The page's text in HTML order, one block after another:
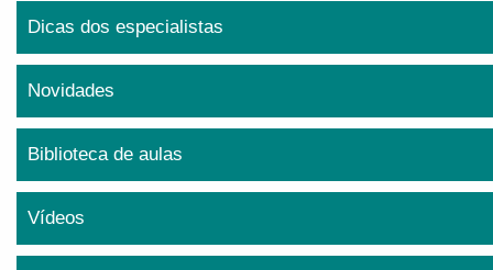
Dicas dos especialistas
Novidades
Biblioteca de aulas
Vídeos